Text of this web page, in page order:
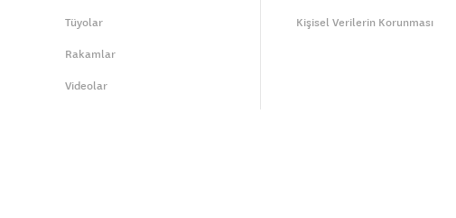
Tüyolar
Rakamlar
Videolar
Kişisel Verilerin Korunması